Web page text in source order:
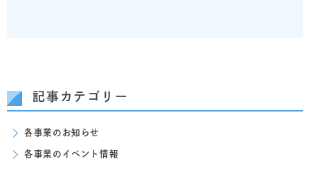
記事カテゴリー
各事業のお知らせ
各事業のイベント情報